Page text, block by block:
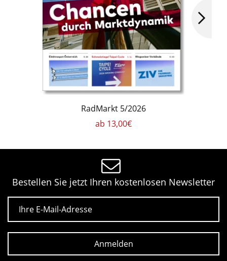
RadMarkt 5/2026
ab 13,00€
Bestellen Sie jetzt Ihren kostenlosen Newsletter
E-Mail
Anmelden